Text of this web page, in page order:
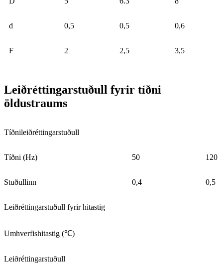
d 0,5 0,5 0,6
F 2 2,5 3,5
Leiðréttingarstuðull fyrir tíðni
öldustraums
Tíðnileiðréttingarstuðull
Tíðni (Hz) 50 120
Stuðullinn 0,4 0,5
Leiðréttingarstuðull fyrir hitastig
Umhverfishitastig (℃)
Leiðréttingarstuðull